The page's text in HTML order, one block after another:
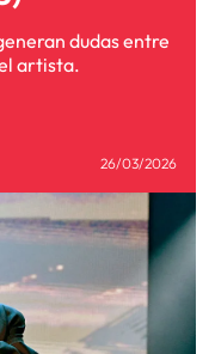
dudas entre
artista.
26/03/2026